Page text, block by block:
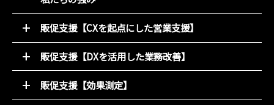
販促支援【CXを起点にした営業支援】
52週マーケティング
キャンペーン支援サービス
動画コンテンツ
デジタルチラシ 買適ミッケ!
販促支援【DXを活用した業務改善】
オンライン販促物制作支援システム
店別販促サポート
販促支援【効果測定】